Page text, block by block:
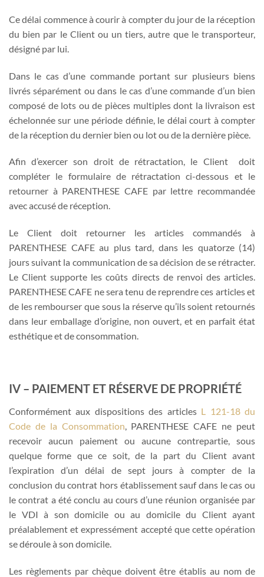
Ce délai commence à courir à compter du jour de la réception
du bien par le Client ou un tiers, autre que le transporteur,
désigné par lui.
Dans le cas d’une commande portant sur plusieurs biens
livrés séparément ou dans le cas d’une commande d’un bien
composé de lots ou de pièces multiples dont la livraison est
échelonnée sur une période définie, le délai court à compter
de la réception du dernier bien ou lot ou de la dernière pièce.
Afin d’exercer son droit de rétractation, le Client doit
compléter le formulaire de rétractation ci-dessous et le
retourner à PARENTHESE CAFE par lettre recommandée
avec accusé de réception.
Le Client doit retourner les articles commandés à
PARENTHESE CAFE au plus tard, dans les quatorze (14)
jours suivant la communication de sa décision de se rétracter.
Le Client supporte les coûts directs de renvoi des articles.
PARENTHESE CAFE ne sera tenu de reprendre ces articles et
de les rembourser que sous la réserve qu’ils soient retournés
dans leur emballage d’origine, non ouvert, et en parfait état
esthétique et de consommation.
IV – PAIEMENT ET RÉSERVE DE PROPRIÉTÉ
Conformément aux dispositions des articles L 121-18 du
Code de la Consommation, PARENTHESE CAFE ne peut
recevoir aucun paiement ou aucune contrepartie, sous
quelque forme que ce soit, de la part du Client avant
l’expiration d’un délai de sept jours à compter de la
conclusion du contrat hors établissement sauf dans le cas ou
le contrat a été conclu au cours d’une réunion organisée par
le VDI à son domicile ou au domicile du Client ayant
préalablement et expressément accepté que cette opération
se déroule à son domicile.
Les règlements par chèque doivent être établis au nom de